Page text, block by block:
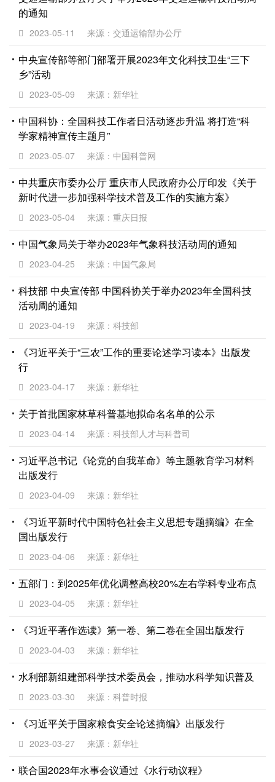
的通知
2023-05-11 来源：交通运输部办公厅
中央宣传部等部门部署开展2023年文化科技卫生“三下
乡”活动
2023-05-09 来源：新华社
中国科协：全国科技工作者日活动逐步升温 将打造“科
学家精神宣传主题月”
2023-05-07 来源：中国科普网
中共重庆市委办公厅 重庆市人民政府办公厅印发《关于
新时代进一步加强科学技术普及工作的实施方案》
2023-05-04 来源：重庆日报
中国气象局关于举办2023年气象科技活动周的通知
2023-04-25 来源：中国气象局
科技部 中央宣传部 中国科协关于举办2023年全国科技
活动周的通知
2023-04-19 来源：科技部
《习近平关于“三农”工作的重要论述学习读本》出版发
行
2023-04-17 来源：新华社
关于首批国家林草科普基地拟命名名单的公示
2023-04-14 来源：科技部人才与科普司
习近平总书记《论党的自我革命》等主题教育学习材料
出版发行
2023-04-09 来源：新华社
《习近平新时代中国特色社会主义思想专题摘编》在全
国出版发行
2023-04-06 来源：新华社
五部门：到2025年优化调整高校20%左右学科专业布点
2023-04-05 来源：新华社
《习近平著作选读》第一卷、第二卷在全国出版发行
2023-04-03 来源：新华社
水利部新组建部科学技术委员会，推动水科学知识普及
2023-03-30 来源：科普时报
《习近平关于国家粮食安全论述摘编》出版发行
2023-03-27 来源：新华社
联合国2023年水事会议通过《水行动议程》